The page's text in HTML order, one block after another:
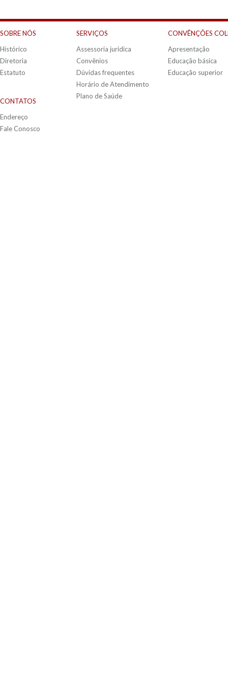
SOBRE NÓS
Histórico
Diretoria
Estatuto
CONTATOS
Endereço
Fale Conosco
SERVIÇOS
Assessoria jurídica
Convênios
Dúvidas frequentes
Horário de Atendimento
Plano de Saúde
CONVÊNÇÕES
Apresentação
Educação básica
Educação superior